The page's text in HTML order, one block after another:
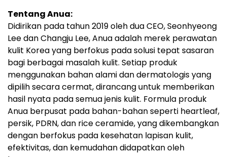
Tentang Anua:
Didirikan pada tahun 2019 oleh dua CEO, Seonhyeong
Lee dan Changju Lee, Anua adalah merek perawatan
kulit Korea yang berfokus pada solusi tepat sasaran
bagi berbagai masalah kulit. Setiap produk
menggunakan bahan alami dan dermatologis yang
dipilih secara cermat, dirancang untuk memberikan
hasil nyata pada semua jenis kulit. Formula produk
Anua berpusat pada bahan-bahan seperti heartleaf,
persik, PDRN, dan rice ceramide, yang dikembangkan
dengan berfokus pada kesehatan lapisan kulit,
efektivitas, dan kemudahan didapatkan oleh